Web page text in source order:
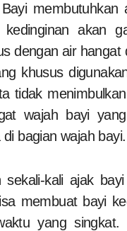
akan
dengan air
khusus
tidak
wajah bayi
bagian wajah bayi.
kali ajak
membuat bayi
yang